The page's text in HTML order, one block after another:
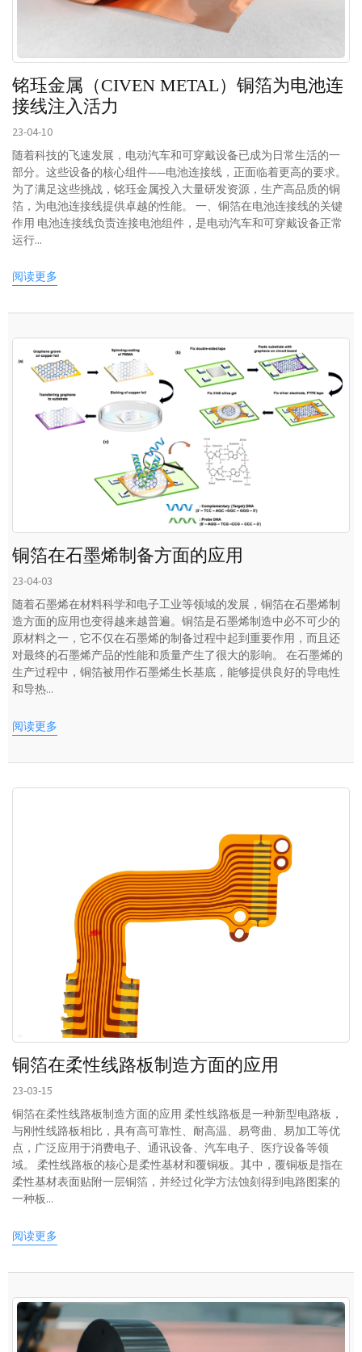
铭珏金属（CIVEN METAL）铜箔为电池连
接线注入活力
23-04-10
随着科技的飞速发展，电动汽车和可穿戴设备已成为日常生活的一
部分。这些设备的核心组件——电池连接线，正面临着更高的要求。
为了满足这些挑战，铭珏金属投入大量研发资源，生产高品质的铜
箔，为电池连接线提供卓越的性能。 一、铜箔在电池连接线的关键
作用 电池连接线负责连接电池组件，是电动汽车和可穿戴设备正常
运行...
阅读更多
铜箔在石墨烯制备方面的应用
23-04-03
随着石墨烯在材料科学和电子工业等领域的发展，铜箔在石墨烯制
造方面的应用也变得越来越普遍。铜箔是石墨烯制造中必不可少的
原材料之一，它不仅在石墨烯的制备过程中起到重要作用，而且还
对最终的石墨烯产品的性能和质量产生了很大的影响。 在石墨烯的
生产过程中，铜箔被用作石墨烯生长基底，能够提供良好的导电性
和导热...
阅读更多
铜箔在柔性线路板制造方面的应用
23-03-15
铜箔在柔性线路板制造方面的应用 柔性线路板是一种新型电路板，
与刚性线路板相比，具有高可靠性、耐高温、易弯曲、易加工等优
点，广泛应用于消费电子、通讯设备、汽车电子、医疗设备等领
域。 柔性线路板的核心是柔性基材和覆铜板。其中，覆铜板是指在
柔性基材表面贴附一层铜箔，并经过化学方法蚀刻得到电路图案的
一种板...
阅读更多